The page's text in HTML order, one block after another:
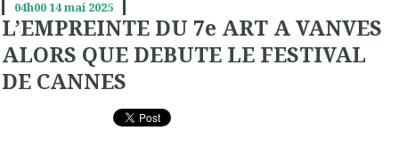
04h0014mai 2025
L’EMPREINTE DU 7e ART A VANVES
ALORS QUE DEBUTE LE FESTIVAL
DE CANNES